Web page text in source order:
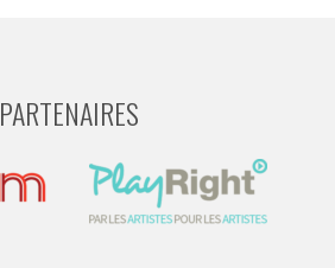
PARTENAIRES